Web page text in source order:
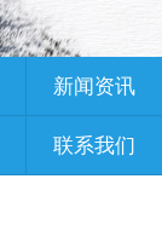
新闻资讯
联系我们